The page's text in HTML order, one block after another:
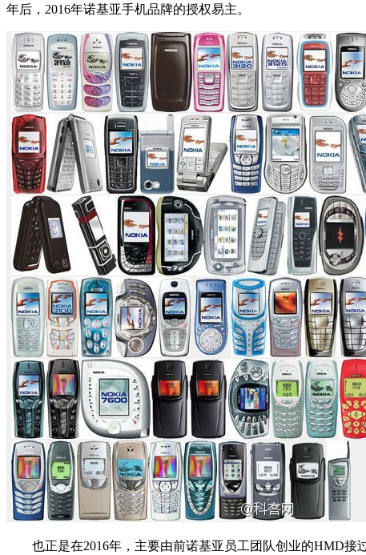
年后，2016年诺基亚手机品牌的授权易主。
也正是在2016年，主要由前诺基亚员工团队创业的HMD接